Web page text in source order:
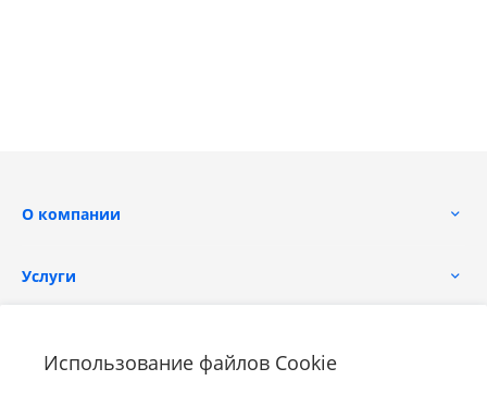
Использование файлов Cookie
О компании
Услуги